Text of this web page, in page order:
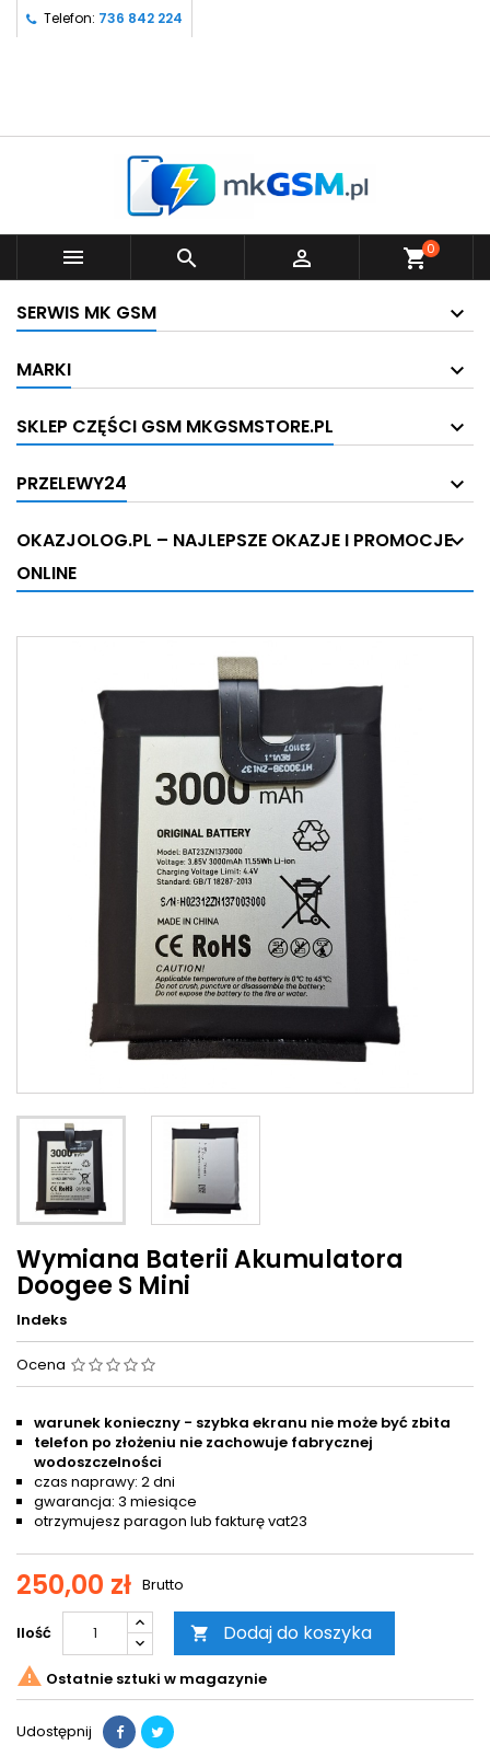
Telefon: 736 842 224
   shopping_cart0
SERWIS MK GSM
MARKI
SKLEP CZĘŚCI GSM MKGSMSTORE.PL
PRZELEWY24
OKAZJOLOG.PL – NAJLEPSZE OKAZJE I PROMOCJE
ONLINE
Wymiana Baterii Akumulatora
Doogee S Mini
Indeks
Ocena
warunek konieczny - szybka ekranu nie może być zbita
telefon po złożeniu nie zachowuje fabrycznej
wodoszczelności
czas naprawy: 2 dni
gwarancja: 3 miesiące
otrzymujesz paragon lub fakturę vat23
250,00 zł Brutto
Ilość  Dodaj do koszyka
 Ostatnie sztuki w magazynie
Udostępnij